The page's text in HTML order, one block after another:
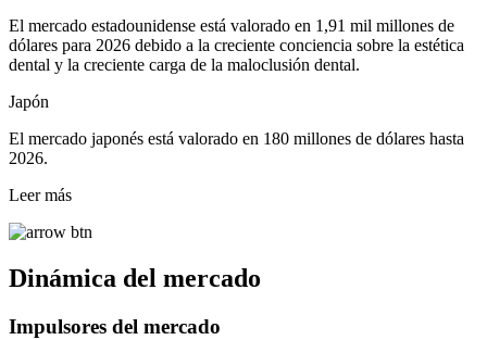
El mercado estadounidense está valorado en 1,91 mil millones de
dólares para 2026 debido a la creciente conciencia sobre la estética
dental y la creciente carga de la maloclusión dental.
Japón
El mercado japonés está valorado en 180 millones de dólares hasta
2026.
Leer más
Dinámica del mercado
Impulsores del mercado